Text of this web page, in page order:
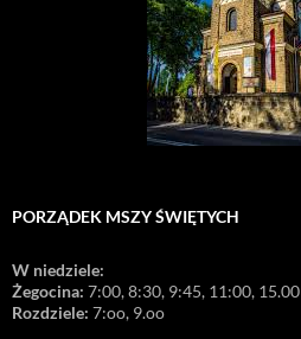
PORZĄDEK MSZY ŚWIĘTYCH
W niedziele:
Żegocina: 7:00, 8:30, 9:45, 11:00, 15.00
Rozdziele: 7:oo, 9.oo